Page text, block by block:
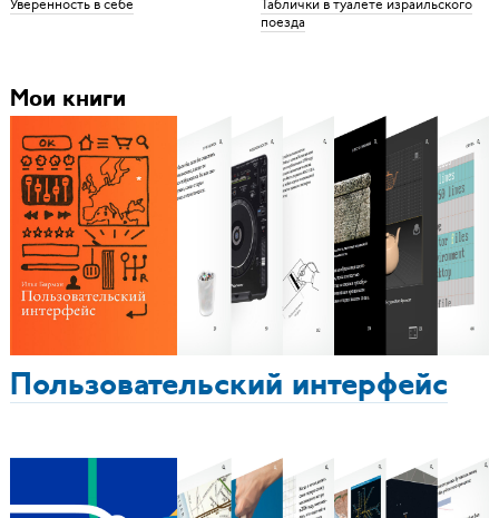
Уверенность в себе
Таблички в туалете израильского
поезда
Мои книги
Пользовательский интерфейс